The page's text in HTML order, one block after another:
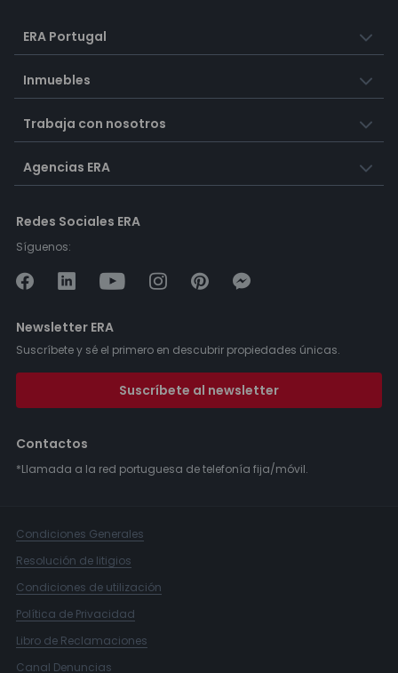
ERA Portugal
Inmuebles
Trabaja con nosotros
Agencias ERA
Redes Sociales ERA
Síguenos:
Newsletter ERA
Suscríbete y sé el primero en descubrir propiedades únicas.
Suscríbete al newsletter
Contactos
*Llamada a la red portuguesa de telefonía fija/móvil.
Condiciones Generales
Resolución de litigios
Condiciones de utilización
Política de Privacidad
Libro de Reclamaciones
Canal Denuncias